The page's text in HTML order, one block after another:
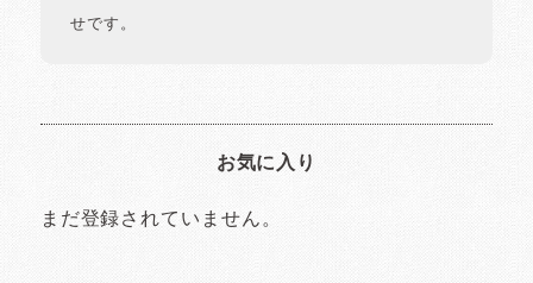
せです。
お気に入り
まだ登録されていません。